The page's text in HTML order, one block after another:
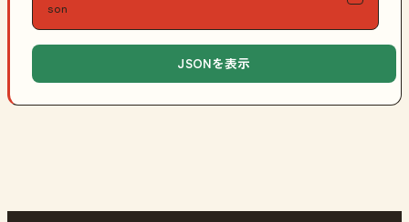
son
JSONを表示